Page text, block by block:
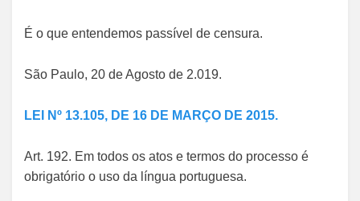
É o que entendemos passível de censura.
São Paulo, 20 de Agosto de 2.019.
LEI Nº 13.105, DE 16 DE MARÇO DE 2015.
Art. 192. Em todos os atos e termos do processo é
obrigatório o uso da língua portuguesa.